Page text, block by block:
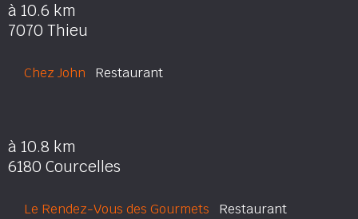
à 10.6 km
7070 Thieu
Chez John Restaurant
à 10.8 km
6180 Courcelles
Le Rendez-Vous des Gourmets Restaurant